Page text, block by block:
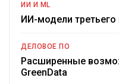
ИИ И ML
ИИ-модели третьего
ДЕЛОВОЕ ПО
Расширенные
GreenData